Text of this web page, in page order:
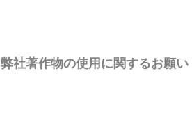
弊社著作物の使用に関するお願い